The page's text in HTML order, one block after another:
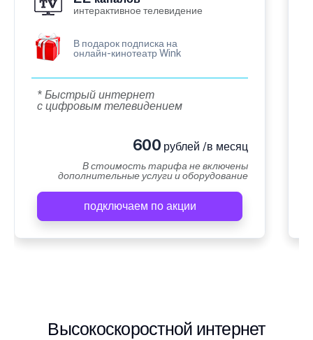
интерактивное телевидение
В подарок подписка на
онлайн-кинотеатр Wink
* Быстрый интернет
с цифровым телевидением
600 рублей /в месяц
В стоимость тарифа не включены
дополнительные услуги и оборудование
подключаем по акции
Высокоскоростной интернет